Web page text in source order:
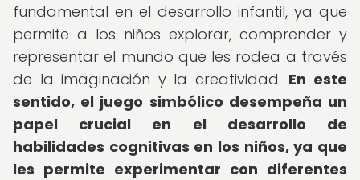
fundamental en el desarrollo infantil, ya que
permite a los niños explorar, comprender y
representar el mundo que les rodea a través
de la imaginación y la creatividad. En este
sentido, el juego simbólico desempeña un
papel crucial en el desarrollo de
habilidades cognitivas en los niños, ya que
les permite experimentar con diferentes